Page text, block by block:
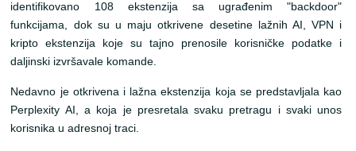
identifikovano 108 ekstenzija sa ugrađenim "backdoor"
funkcijama, dok su u maju otkrivene desetine lažnih AI, VPN i
kripto ekstenzija koje su tajno prenosile korisničke podatke i
daljinski izvršavale komande.
Nedavno je otkrivena i lažna ekstenzija koja se predstavljala kao
Perplexity AI, a koja je presretala svaku pretragu i svaki unos
korisnika u adresnoj traci.